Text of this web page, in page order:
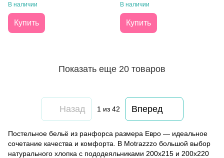
В наличии
Купить
В наличии
Купить
Показать еще 20 товаров
Назад 1 из 42 Вперед
Постельное бельё из ранфорса размера Евро — идеальное
сочетание качества и комфорта. В Motrazzzo большой выбор
натурального хлопка с пододеяльниками 200х215 и 200х220